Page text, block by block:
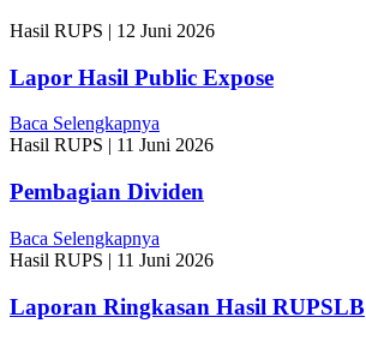
Hasil RUPS | 12 Juni 2026
Lapor Hasil Public Expose
Baca Selengkapnya
Hasil RUPS
11 Juni 2026
Pembagian Dividen
Baca Selengkapnya
Hasil RUPS | 11 Juni 2026
Laporan Ringkasan Hasil RUPSLB